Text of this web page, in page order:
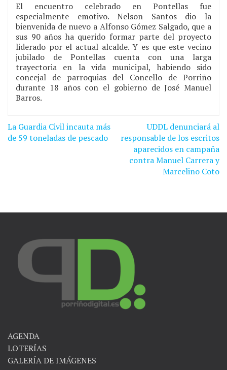
El encuentro celebrado en Pontellas fue
especialmente emotivo. Nelson Santos dio la
bienvenida de nuevo a Alfonso Gómez Salgado, que a
sus 90 años ha querido formar parte del proyecto
liderado por el actual alcalde. Y es que este vecino
jubilado de Pontellas cuenta con una larga
trayectoria en la vida municipal, habiendo sido
concejal de parroquias del Concello de Porriño
durante 18 años con el gobierno de José Manuel
Barros.
Navegación
La Guardia Civil incauta más
de 59 toneladas de pescado
UDDL denunciará al
responsable de los escritos
aparecidos en campaña
contra Manuel Carrera y
Marcelino Coto
AGENDA
LOTERÍAS
GALERÍA DE IMÁGENES